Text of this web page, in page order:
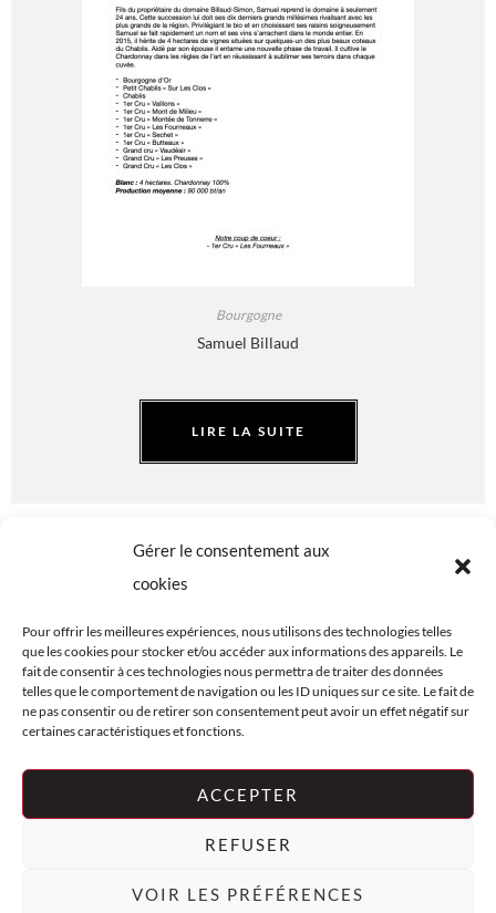
Gérer le consentement aux
cookies
Pour offrir les meilleures expériences, nous utilisons des technologies telles
que les cookies pour stocker et/ou accéder aux informations des appareils. Le
fait de consentir à ces technologies nous permettra de traiter des données
telles que le comportement de navigation ou les ID uniques sur ce site. Le fait de
ne pas consentir ou de retirer son consentement peut avoir un effet négatif sur
certaines caractéristiques et fonctions.
ACCEPTER
REFUSER
VOIR LES PRÉFÉRENCES
Bourgogne
Samuel Billaud
LIRE LA SUITE
FAQ
CENTRE
JURIDIQUE
PLAN DU SITE
© LES VINS
L’abus d’alcool est dangereux pour la santé, à consommer
Conception esprit créa-web